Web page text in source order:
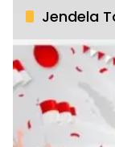
Jendela